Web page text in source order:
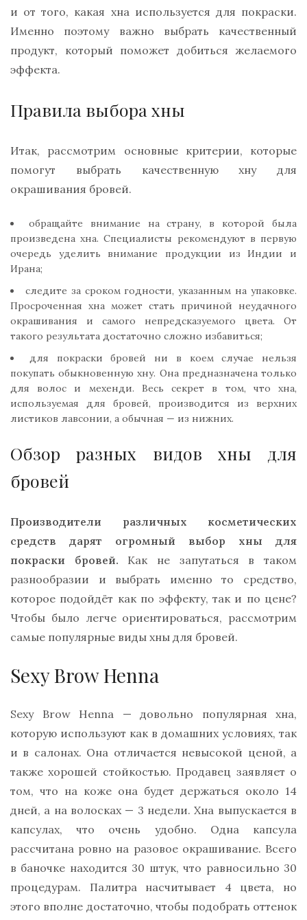
и от того, какая хна используется для покраски.
Именно поэтому важно выбрать качественный
продукт, который поможет добиться желаемого
эффекта.
Правила выбора хны
Итак, рассмотрим основные критерии, которые
помогут выбрать качественную хну для
окрашивания бровей.
обращайте внимание на страну, в которой была
произведена хна. Специалисты рекомендуют в первую
очередь уделить внимание продукции из Индии и
Ирана;
следите за сроком годности, указанным на упаковке.
Просроченная хна может стать причиной неудачного
окрашивания и самого непредсказуемого цвета. От
такого результата достаточно сложно избавиться;
для покраски бровей ни в коем случае нельзя
покупать обыкновенную хну. Она предназначена только
для волос и мехенди. Весь секрет в том, что хна,
используемая для бровей, производится из верхних
листиков лавсонии, а обычная — из нижних.
Обзор разных видов хны для
бровей
Производители различных косметических
средств дарят огромный выбор хны для
покраски бровей. Как не запутаться в таком
разнообразии и выбрать именно то средство,
которое подойдёт как по эффекту, так и по цене?
Чтобы было легче ориентироваться, рассмотрим
самые популярные виды хны для бровей.
Sexy Brow Henna
Sexy Brow Henna — довольно популярная хна,
которую используют как в домашних условиях, так
и в салонах. Она отличается невысокой ценой, а
также хорошей стойкостью. Продавец заявляет о
том, что на коже она будет держаться около 14
дней, а на волосках — 3 недели. Хна выпускается в
капсулах, что очень удобно. Одна капсула
рассчитана ровно на разовое окрашивание. Всего
в баночке находится 30 штук, что равносильно 30
процедурам. Палитра насчитывает 4 цвета, но
этого вполне достаточно, чтобы подобрать оттенок